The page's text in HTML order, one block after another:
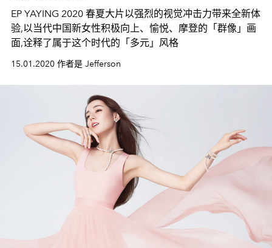
EP YAYING 2020 春夏大片以强烈的视觉冲击力带来全新体
验,以当代中国新女性积极向上、愉悦、摩登的「群像」画
面,诠释了属于这个时代的「多元」风格
15.01.2020 作者是 Jefferson